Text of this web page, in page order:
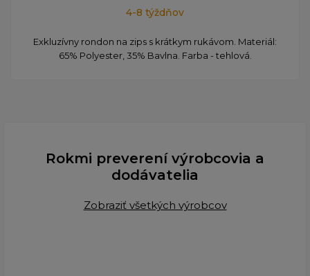
4-8 týždňov
​Exkluzívny rondon na zips s krátkym rukávom. Materiál:
65% Polyester, 35% Bavlna. Farba - tehlová.
Rokmi preverení výrobcovia a
dodávatelia
Zobraziť všetkých výrobcov